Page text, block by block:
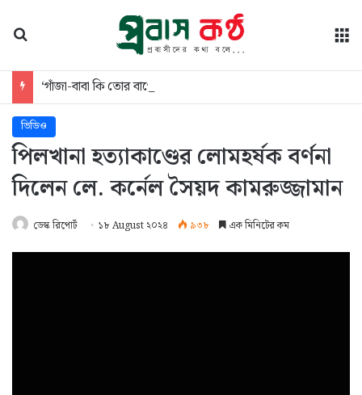
ভিডিও
পিলখানা হত্যাকাণ্ডের লোমহর্ষক বর্ণনা
দিলেন লে. কর্নেল সৈয়দ কামরুজ্জামান
ডেস্ক রিপোর্ট ১৮ August ২০২৪ ৯৩৮ এক মিনিটের কম